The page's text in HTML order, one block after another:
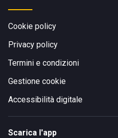
Cookie policy
Privacy policy
Termini e condizioni
Gestione cookie
Accessibilità digitale
Scarica l'app